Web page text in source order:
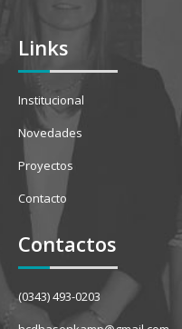
Links
Institucional
Novedades
Proyectos
Contacto
Contactos
(0343) 493-0203